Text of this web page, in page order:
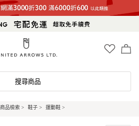
搜尋商品
商品檢索 > 鞋子 > 運動鞋 >